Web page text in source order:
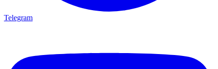
Telegram